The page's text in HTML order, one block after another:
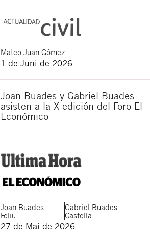
Mateo Juan Gómez
1 de Juni de 2026
Joan Buades y Gabriel Buades
asisten a la X edición del Foro El
Económico
Joan Buades
Feliu
Gabriel Buades
Castella
27 de Mai de 2026